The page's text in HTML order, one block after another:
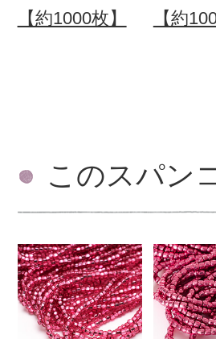
【約1000枚】
【約
このスパン